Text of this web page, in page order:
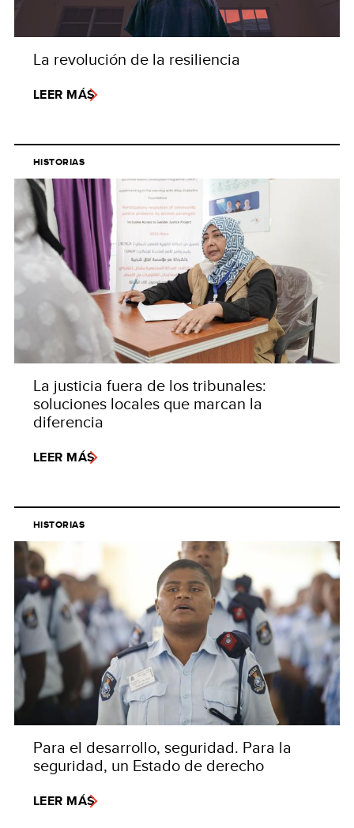
La revolución de la resiliencia
LEER MÁS
HISTORIAS
La justicia fuera de los tribunales:
soluciones locales que marcan la
diferencia
LEER MÁS
HISTORIAS
Para el desarrollo, seguridad. Para la
seguridad, un Estado de derecho
LEER MÁS